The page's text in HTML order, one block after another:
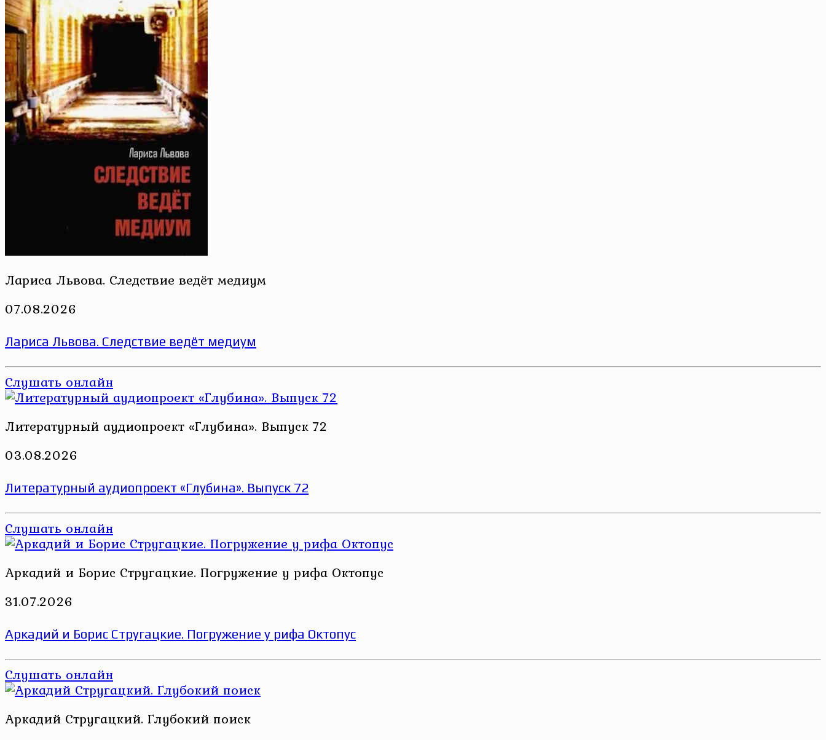
Лариса Львова. Следствие ведёт медиум
07.08.2026
Лариса Львова. Следствие ведёт медиум
Слушать онлайн
Литературный аудиопроект «Глубина». Выпуск 72
03.08.2026
Литературный аудиопроект «Глубина». Выпуск 72
Слушать онлайн
Аркадий и Борис Стругацкие. Погружение у рифа Октопус
31.07.2026
Аркадий и Борис Стругацкие. Погружение у рифа Октопус
Слушать онлайн
Аркадий Стругацкий. Глубокий поиск